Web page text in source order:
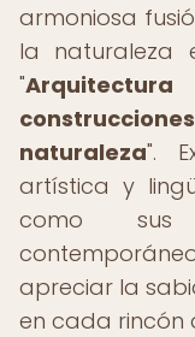
armoniosa
la naturaleza
"
naturaleza".
artística y
como
apreciar la
en cada rincón